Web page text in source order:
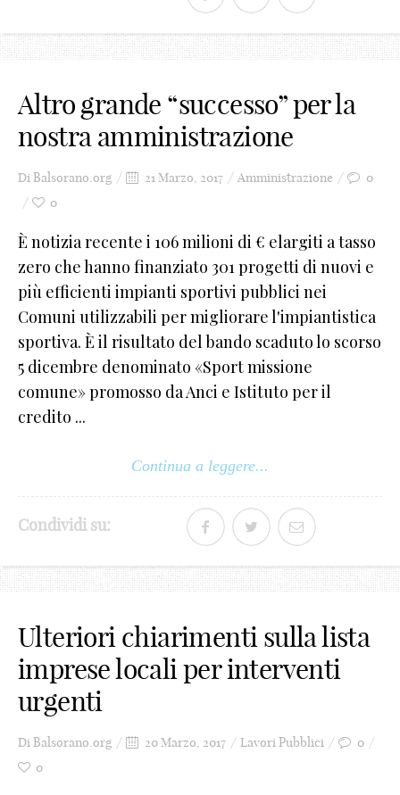
Altro grande “successo” per la
nostra amministrazione
DiBalsorano.org 21 Marzo, 2017 Amministrazione
0
0
È notizia recente i 106 milioni di € elargiti a tasso
zero che hanno finanziato 301 progetti di nuovi e
più efficienti impianti sportivi pubblici nei
Comuni utilizzabili per migliorare l'impiantistica
sportiva. È il risultato del bando scaduto lo scorso
5 dicembre denominato «Sport missione
comune» promosso da Anci e Istituto per il
credito ...
Continua a leggere...
Condividi su:
Ulteriori chiarimenti sulla lista
imprese locali per interventi
urgenti
DiBalsorano.org 20 Marzo, 2017 Lavori Pubblici
0
0